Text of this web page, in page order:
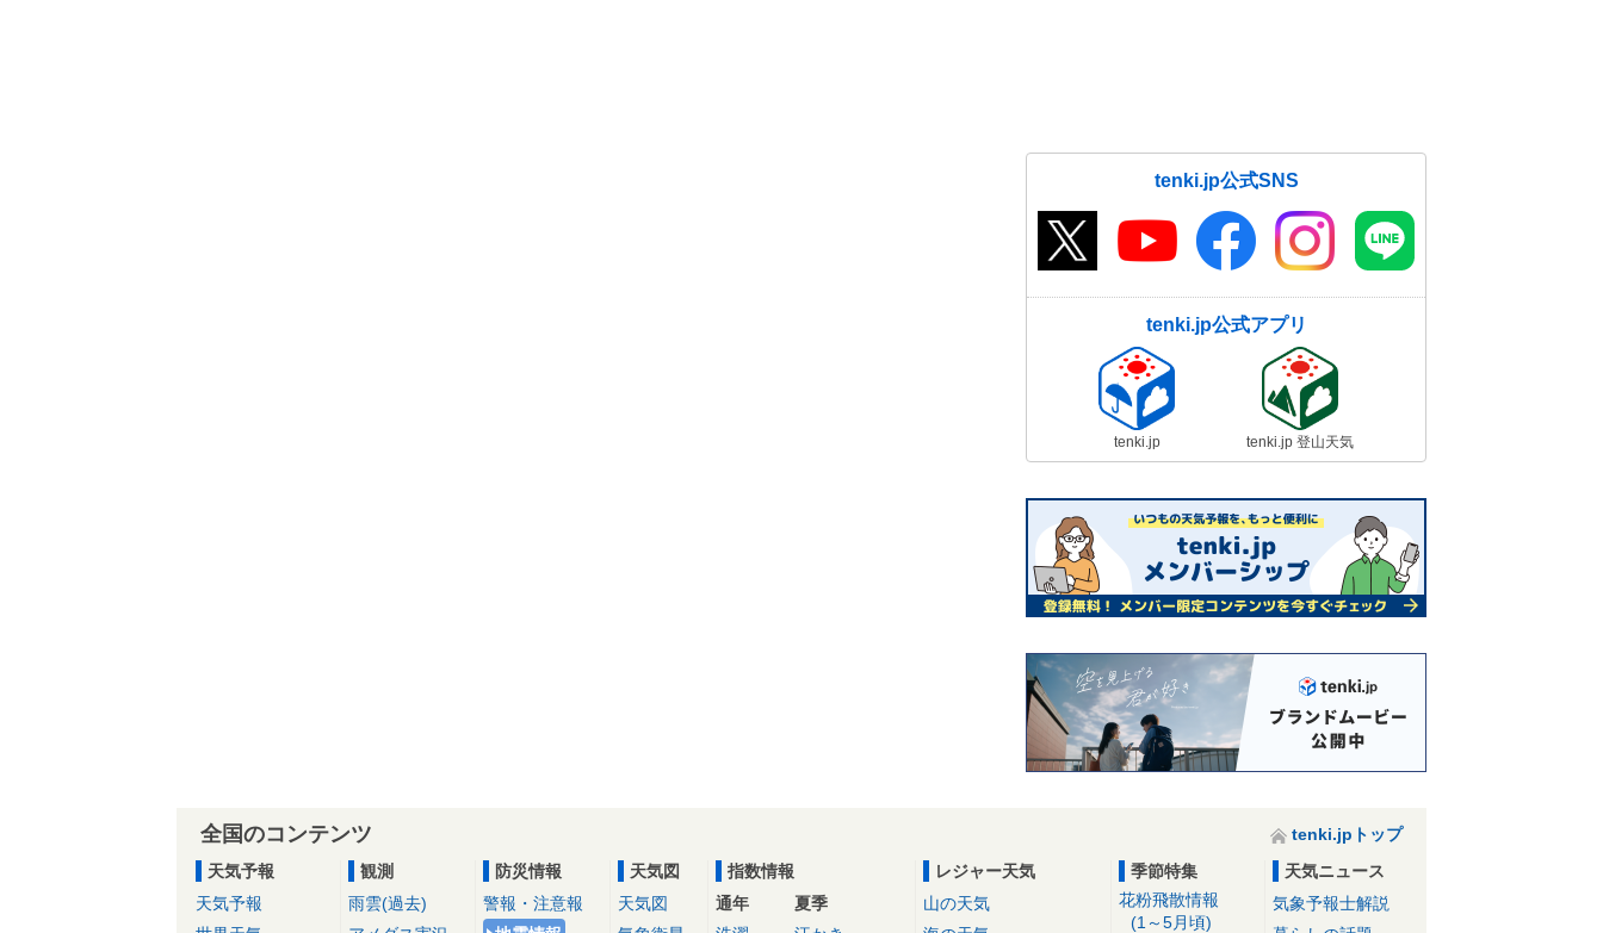
tenki.jp公式SNS
tenki.jp公式アプリ
tenki.jp tenki.jp 登山天気
全国のコンテンツ
tenki.jpトップ
天気予報
天気予報
観測
雨雲(過去)
防災情報
警報・注意報
天気図
天気図
指数情報
通年
夏季
レジャー天気
山の天気
季節特集
花粉飛散情報
(1～5月頃)
天気ニュース
気象予報士解説